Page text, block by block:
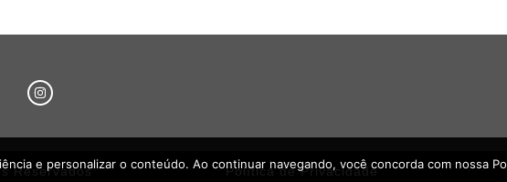
Reservados Política de Privacidade
e personalizar o conteúdo. Ao continuar navegando, você concorda com nossa